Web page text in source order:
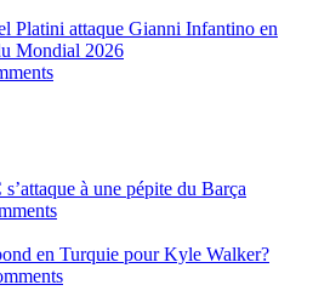
Platini attaque Gianni Infantino en
Mondial 2026
à une pépite du Barça
en Turquie pour Kyle Walker?